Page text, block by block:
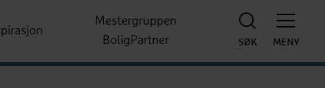
Mestergruppen
BoligPartner
SØK MENY